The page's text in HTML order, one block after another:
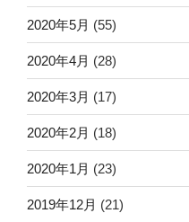
2020年5月 (55)
2020年4月 (28)
2020年3月 (17)
2020年2月 (18)
2020年1月 (23)
2019年12月 (21)